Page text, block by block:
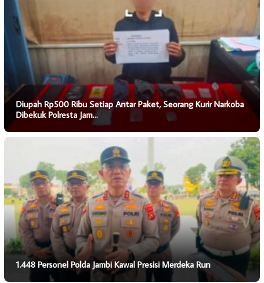
Diupah Rp500 Ribu Setiap Antar Paket, Seorang Kurir Narkoba
Dibekuk Polresta Jam…
1.448 Personel Polda Jambi Kawal Presisi Merdeka Run